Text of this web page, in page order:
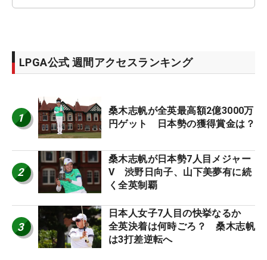
LPGA公式 週間アクセスランキング
1
桑木志帆が全英最高額2億3000万
円ゲット 日本勢の獲得賞金は？
2
桑木志帆が日本勢7人目メジャー
V 渋野日向子、山下美夢有に続
く全英制覇
3
日本人女子7人目の快挙なるか
全英決着は何時ごろ？ 桑木志帆
は3打差逆転へ